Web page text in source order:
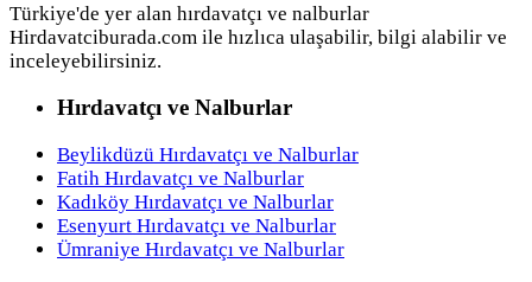
Türkiye'de yer alan hırdavatçı ve nalburlar
Hirdavatciburada.com ile hızlıca ulaşabilir, bilgi alabilir ve
inceleyebilirsiniz.
Hırdavatçı ve Nalburlar
Beylikdüzü Hırdavatçı ve Nalburlar
Fatih Hırdavatçı ve Nalburlar
Kadıköy Hırdavatçı ve Nalburlar
Esenyurt Hırdavatçı ve Nalburlar
Ümraniye Hırdavatçı ve Nalburlar